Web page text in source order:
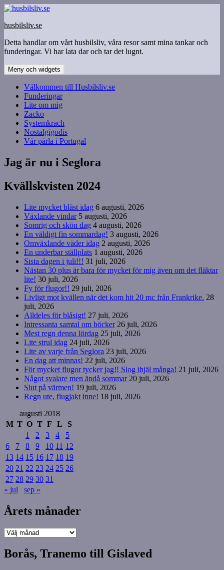
Hoppa
innehåll
husbilsliv.se
Detta handlar om vårt husbilsliv, våra resor samt mina tankar och
funderingar. Vi har lata dar och tar det lugnt.
Meny och widgets
Välkommen till Husbilsliv.se
Funderingar
Lite om mig
Zacko
Systemkrach
Nostalgigodis
Vår pärla i Portugal
Jag är nu i Seglora
Kvällskvisten 2024
Lite mycket blåst idag 6 augusti, 2026
Växlande vindar 5 augusti, 2026
Somrig och skön dag 4 augusti, 2026
En väldigt fin sommardag! 3 augusti, 2026
Omväxlande väder idag 2 augusti, 2026
En underbar ställplats 1 augusti, 2026
Sista dagen i juli!!! 31 juli, 2026
Nästan 30 plus är bara för mycket för mig även om det fläktar
lite! 30 juli, 2026
Fy för flugor!! 29 juli, 2026
Livligt mot kvällen när det kom hit 20 mc från Frankrike. 28
juli, 2026
Alldeles för blåsigt! 27 juli, 2026
Intressanta samtal om böcker 26 juli, 2026
Mest regn denna lördag 25 juli, 2026
Lite strul idag 24 juli, 2026
Lite av varje från Seglora 23 juli, 2026
En dag att minnas! 22 juli, 2026
För mycket flugor tycker jag!! Slog ihjäl många! 21 juli, 2026
Något svalare men ändå sommar 20 juli, 2026
Slut på värmen! 19 juli, 2026
Regn ute, flugjakt inne! 18 juli, 2026
augusti 2018
M T O T F L
S
1
2 3 4
5
6
7 8 9 10 11 12
13 14 15 16 17 18 19
20 21 22 23 24 25 26
27 28 29 30 31
« jul
sep »
Årets månader
Årets
Borås, Tranemo till Gislaved